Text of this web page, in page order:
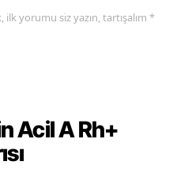
yorumu siz yazın, tartışalım *
Acil A Rh+